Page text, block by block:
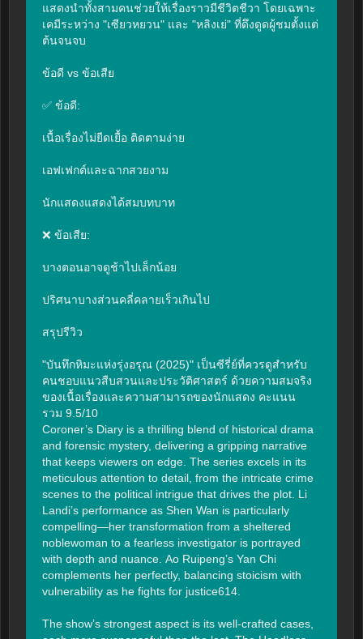
แสดงนำทั้งสามคนช่วยให้เรื่องราวมีชีวิตชีวา โดยเฉพาะ
เคมีระหว่าง "เซียวหยวน" และ "หลิงเย่" ที่ดึงดูดผู้ชมตั้งแต่
ต้นจนจบ
ข้อดี vs ข้อเสีย
✅ ข้อดี:
เนื้อเรื่องไม่ยืดเยื้อ ติดตามง่าย
เอฟเฟกต์และฉากสวยงาม
นักแสดงแสดงได้สมบทบาท
❌ ข้อเสีย:
บางตอนอาจดูช้าไปเล็กน้อย
ปริศนาบางส่วนคลี่คลายเร็วเกินไป
สรุปรีวิว
"บันทึกหิมะแห่งรุ่งอรุณ (2025)" เป็นซีรี่ย์ที่ควรดูสำหรับ
คนชอบแนวสืบสวนและประวัติศาสตร์ ด้วยความสมจริง
ของเนื้อเรื่องและความสามารถของนักแสดง คะแนน
รวม 9.5/10
Coroner’s Diary is a thrilling blend of historical drama
and forensic mystery, delivering a gripping narrative
that keeps viewers on edge. The series excels in its
meticulous attention to detail, from the intricate crime
scenes to the political intrigue that drives the plot. Li
Landi’s performance as Shen Wan is particularly
compelling—her transformation from a sheltered
noblewoman to a fearless investigator is portrayed
with depth and nuance. Ao Ruipeng’s Yan Chi
complements her perfectly, balancing stoicism with
vulnerability as he fights for justice614.
The show’s strongest aspect is its well-crafted cases,